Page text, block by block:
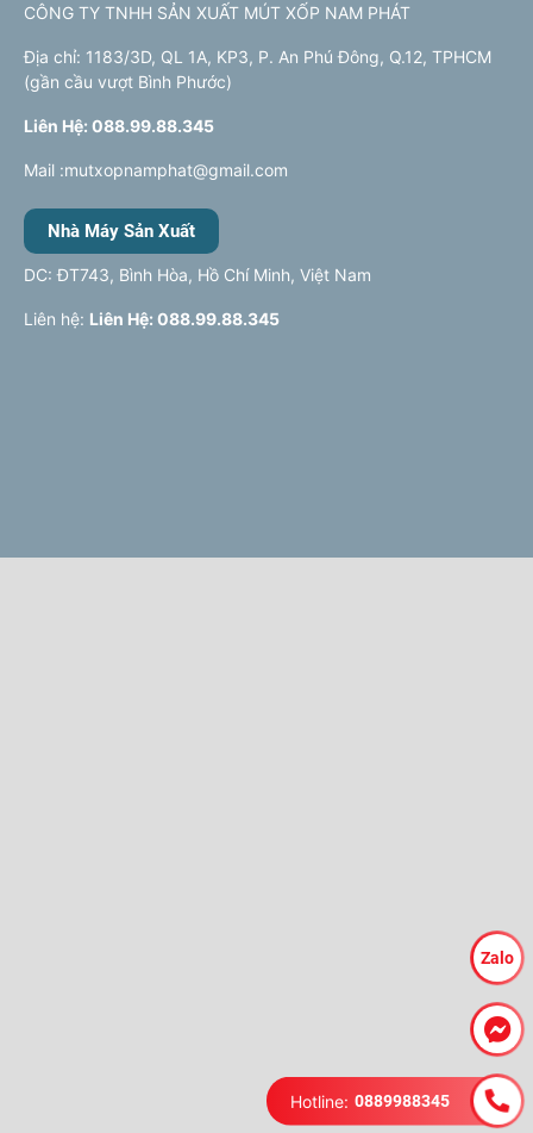
CÔNG TY TNHH SẢN XUẤT MÚT XỐP NAM PHÁT
Địa chỉ: 1183/3D, QL 1A, KP3, P. An Phú Đông, Q.12, TPHCM
(gần cầu vượt Bình Phước)
Liên Hệ: 088.99.88.345
Mail :mutxopnamphat@gmail.com
Nhà Máy Sản Xuất
DC: ĐT743, Bình Hòa, Hồ Chí Minh, Việt Nam
Liên hệ: Liên Hệ: 088.99.88.345
Zalo
Hotline: 0889988345